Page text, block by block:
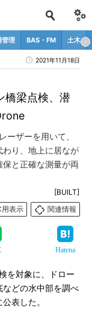
管理 BAS・FM 土木
2021年11月18日
橋梁点検、潜
ーザーを用いて、
り、地上に居なが
と正確な測量が両
[BUILT]
用表示
関連情報
Hatena
を対象に、ドロー
などの水中部を調べ
表した。